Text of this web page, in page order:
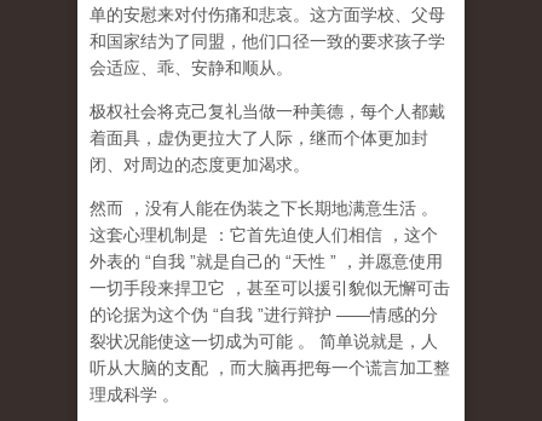
单的安慰来对付伤痛和悲哀。这方面学校、父母
和国家结为了同盟，他们口径一致的要求孩子学
会适应、乖、安静和顺从。
极权社会将克己复礼当做一种美德，每个人都戴
着面具，虚伪更拉大了人际，继而个体更加封
闭、对周边的态度更加渴求。
然而 ，没有人能在伪装之下长期地满意生活 。
这套心理机制是
：它首先迫使人们相信
，这个
外表的 “自我 ”就是自己的 “天性 ”
，并愿意使用
一切手段来捍卫它
，甚至可以援引貌似无懈可击
的论据为这个伪 “自我 ”进行辩护 ——情感的分
裂状况能使这一切成为可能 。 简单说就是， 人
听从大脑的支配
，而大脑再把每一个谎言加工整
理成科学 。